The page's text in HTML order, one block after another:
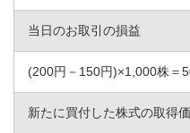
当日のお取引の損益
(200円－150円)×1,000株＝
新たに買付した株式の取得